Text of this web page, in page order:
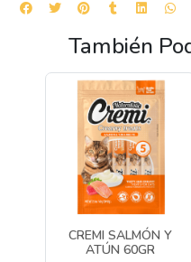
También
CREMI SALMÓN Y
ATÚN 60GR